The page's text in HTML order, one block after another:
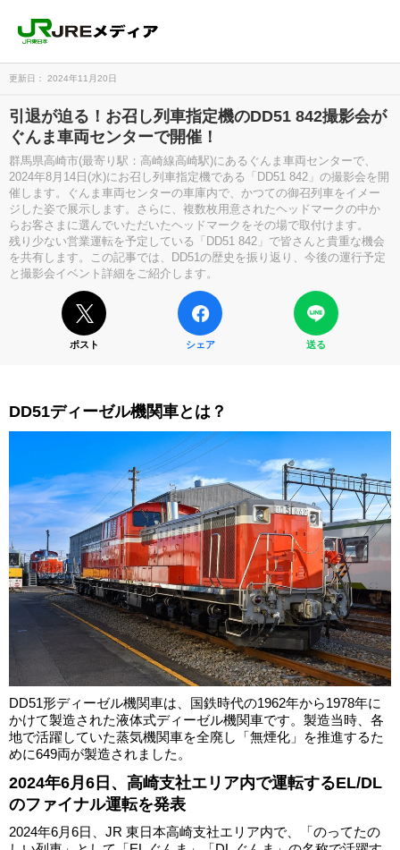
更新日： 2024年11月20日
引退が迫る！お召し列車指定機のDD51 842撮影会が
ぐんま車両センターで開催！
群馬県高崎市(最寄り駅：高崎線高崎駅)にあるぐんま車両センターで、
2024年8月14日(水)にお召し列車指定機である「DD51 842」の撮影会を開
催します。ぐんま車両センターの車庫内で、かつての御召列車をイメー
ジした姿で展示します。さらに、複数枚用意されたヘッドマークの中か
らお客さまに選んでいただいたヘッドマークをその場で取付けます。
残り少ない営業運転を予定している「DD51 842」で皆さんと貴重な機会
を共有します。この記事では、DD51の歴史を振り返り、今後の運行予定
と撮影会イベント詳細をご紹介します。
ポスト シェア 送る
DD51ディーゼル機関車とは？
DD51形ディーゼル機関車は、国鉄時代の1962年から1978年に
かけて製造された液体式ディーゼル機関車です。製造当時、各
地で活躍していた蒸気機関車を全廃し「無煙化」を推進するた
めに649両が製造されました。
2024年6月6日、高崎支社エリア内で運転するEL/DL
のファイナル運転を発表
2024年6月6日、JR 東日本高崎支社エリア内で、「のってたの